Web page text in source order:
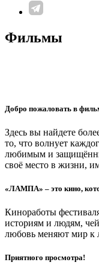
Фильмы
Добро пожаловать в
Здесь вы найдете
то, что волнует
любимым и
своё место в жизни,
«ЛАМПА» – это кино,
Киноработы
историям и людям,
любовь меняют мир к
Приятного просмотра!